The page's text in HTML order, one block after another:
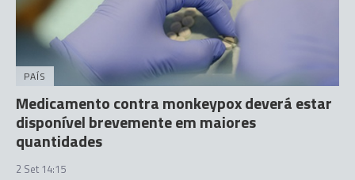
PAÍS
Medicamento contra monkeypox deverá estar
disponível brevemente em maiores
quantidades
2 Set 14:15